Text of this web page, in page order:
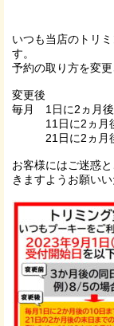
いつも当店のトリ
す。
予約の取り方を変更
変更後
毎月 1日に2ヵ月
11日に2ヵ月後
21日に2ヵ月後
お客様にはご迷惑
きますようお願いい